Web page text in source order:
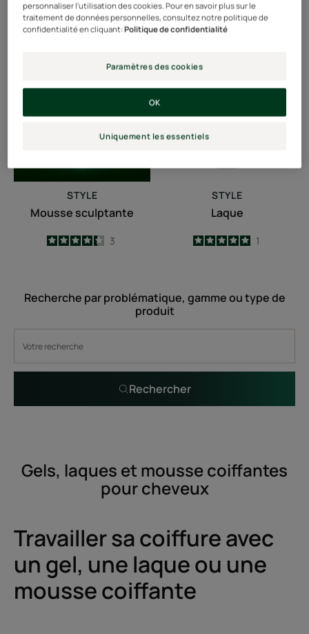
5
/
5
-
1 3.8
/5
8
sculptante
STYLE
Mousse sculptante
4.3
/5
3
STYLE
Laque
5/51
Recherche par problématique, gamme ou type de
produit
Rechercher
Gels, laques et mousse coiffantes
pour cheveux
Travailler sa coiffure avec
un gel, une laque ou une
mousse coiffante
personnaliser l'utilisation des cookies. Pour en savoir plus sur le
traitement de données personnelles, consultez notre politique de
confidentialité en cliquant:Politique de confidentialité
Paramètres des cookies
Uniquement les essentiels
OK